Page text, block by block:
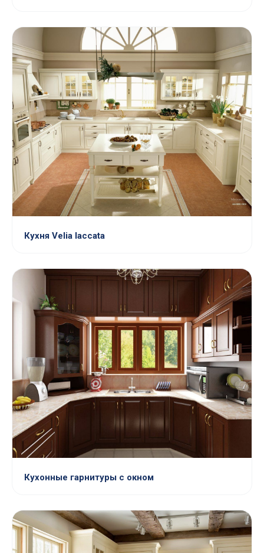
Кухня Velia laccata
Кухонные гарнитуры с окном